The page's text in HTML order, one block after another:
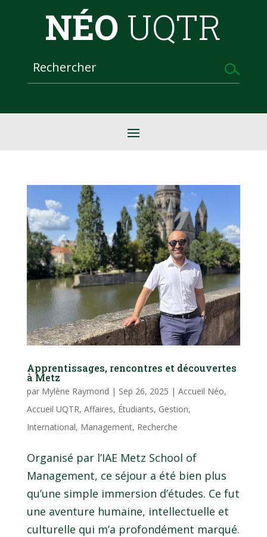
NÉO UQTR
Apprentissages, rencontres et découvertes
à Metz
par Mylène Raymond | Sep 26, 2025 | Accueil Néo,
Accueil UQTR, Affaires, Étudiants, Gestion,
International, Management, Recherche
Organisé par l’IAE Metz School of
Management, ce séjour a été bien plus
qu’une simple immersion d’études. Ce fut
une aventure humaine, intellectuelle et
culturelle qui m’a profondément marqué.